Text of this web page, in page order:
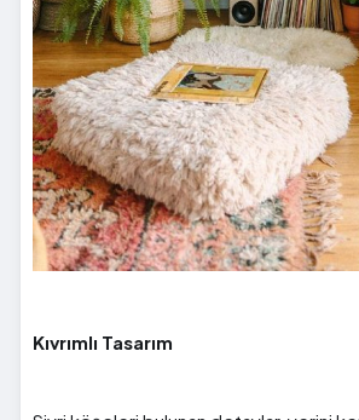
Kıvrımlı Tasarım